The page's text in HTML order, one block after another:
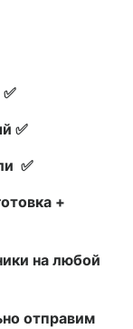
✅
✅
+
на любой
отправим